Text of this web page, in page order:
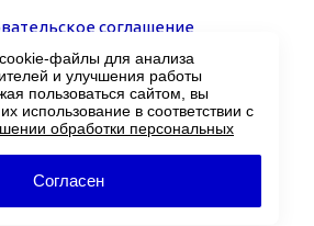
соглашение
сайта Twin px
файлы для анализа
и улучшения работы
пользоваться сайтом, вы
использование в соответствии с
обработки персональных
Согласен